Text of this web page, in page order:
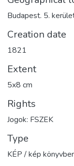
Budapest. 5.
Creation date
1821
Extent
5x8 cm
Rights
Jogok: FSZEK
Type
KÉP / kép